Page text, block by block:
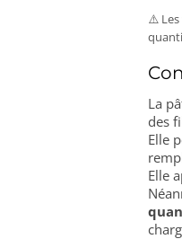
⚠️ Les
La
des
Elle
Elle